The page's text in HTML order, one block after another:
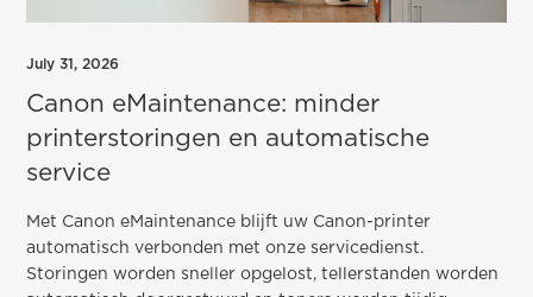
July 31, 2026
Canon eMaintenance: minder
printerstoringen en automatische
service
Met Canon eMaintenance blijft uw Canon-printer
automatisch verbonden met onze servicedienst.
Storingen worden sneller opgelost, tellerstanden worden